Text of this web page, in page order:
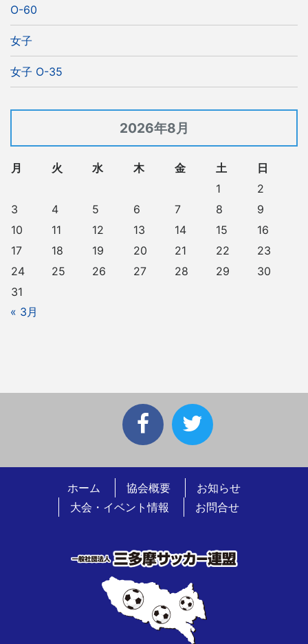
O-60
女子
女子 O-35
2026年8月
月 火 水 木 金 土
日
1
2
3
4 5 6 7 8
9
10
11 12 13 14 15
16
17
18 19 20 21 22
23
24
25 26 27 28 29
30
31
« 3月
ホーム 協会概要
お知らせ
大会・イベント情報
お問合せ